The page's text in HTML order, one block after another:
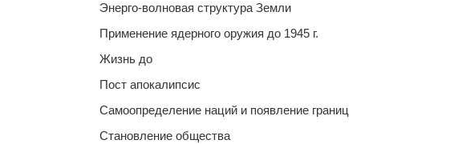
Энерго-волновая структура Земли
Применение ядерного оружия до 1945 г.
Жизнь до
Пост апокалипсис
Самоопределение наций и появление границ
Становление общества